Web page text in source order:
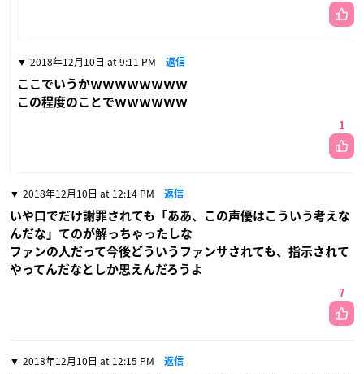
2018年12月10日 at 9:11 PM 返信
ここでいうかｗｗｗｗｗｗｗｗ
この程度のことでｗｗｗｗｗｗ
1
2018年12月10日 at 12:14 PM 返信
いや口でだけ謝罪されても「ああ、この声優はこういう考えな
んだな」てのが解っちゃったしな
ファンの人だって今後どういうファンサされても、指示されて
やってんだなとしか思えんだろうよ
7
2018年12月10日 at 12:15 PM 返信